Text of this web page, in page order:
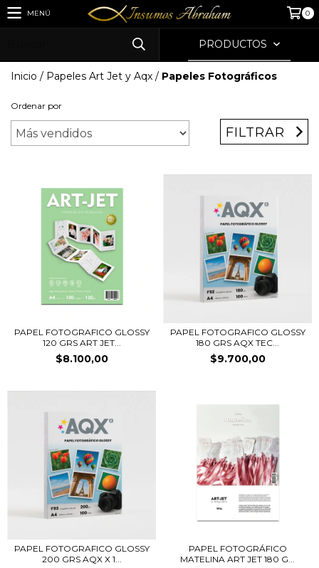
MENÚ 0
PRODUCTOS
Inicio / Papeles Art Jet y Aqx / Papeles Fotográficos
Ordenar por
FILTRAR
PAPEL FOTOGRAFICO GLOSSY
120 GRS ART JET...
$8.100,00
PAPEL FOTOGRAFICO GLOSSY
180 GRS AQX TEC...
$9.700,00
PAPEL FOTOGRAFICO GLOSSY
200 GRS AQX X 1...
PAPEL FOTOGRÁFICO
MATELINA ART JET 180 G...